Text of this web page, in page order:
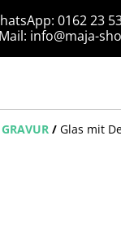
0162 23
info@maja-
GRAVUR / Glas mit